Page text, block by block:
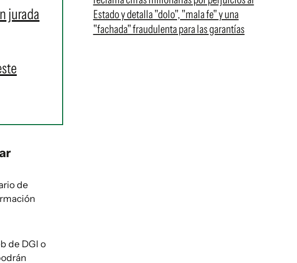
jurada
de
de DGI o
Estado y detalla "dolo", "mala fe" y una
"fachada" fraudulenta para las garantías